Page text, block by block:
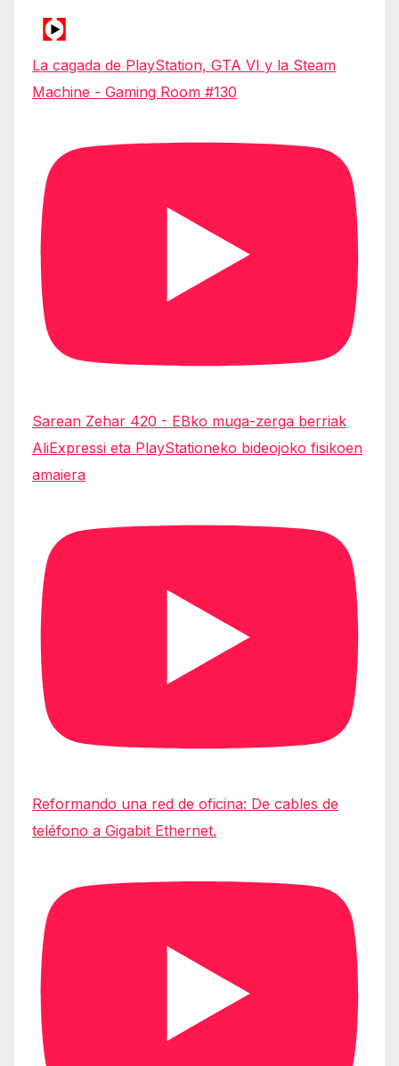
La cagada de PlayStation, GTA VI y la Steam
Machine - Gaming Room #130
Sarean Zehar 420 - EBko muga-zerga berriak
AliExpressi eta PlayStationeko bideojoko fisikoen
amaiera
Reformando una red de oficina: De cables de
teléfono a Gigabit Ethernet.